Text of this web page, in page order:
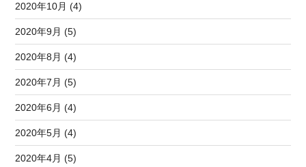
2020年10月 (4)
2020年9月 (5)
2020年8月 (4)
2020年7月 (5)
2020年6月 (4)
2020年5月 (4)
2020年4月 (5)